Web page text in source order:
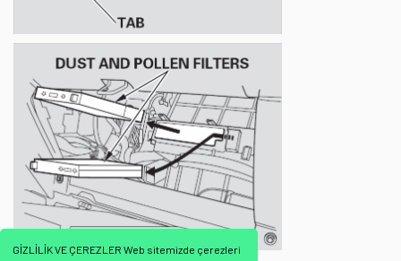
GİZLİLİK VE ÇEREZLER Web sitemizde çerezleri